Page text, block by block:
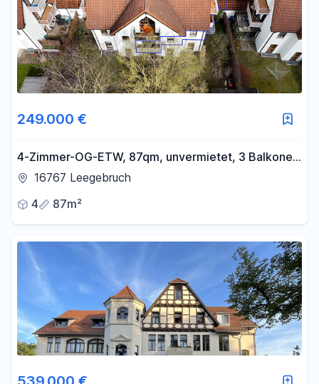
249.000 €
4-Zimmer-OG-ETW, 87qm, unvermietet, 3 Balkone,
EBK, Duplexstellplatz, provisionsfrei
16767 Leegebruch
4
87m²